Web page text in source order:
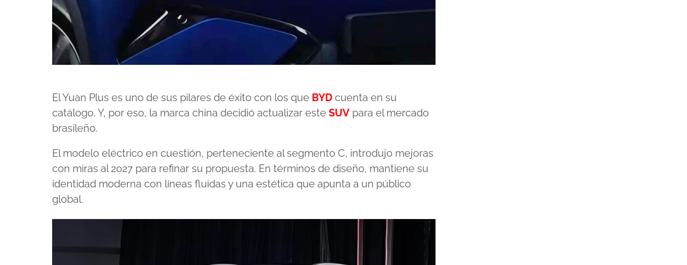
El Yuan Plus es uno de sus pilares de éxito con los que BYD cuenta en su
catálogo. Y, por eso, la marca china decidió actualizar este SUV para el mercado
brasileño.
El modelo eléctrico en cuestión, perteneciente al segmento C, introdujo mejoras
con miras al 2027 para refinar su propuesta. En términos de diseño, mantiene su
identidad moderna con líneas fluidas y una estética que apunta a un público
global.